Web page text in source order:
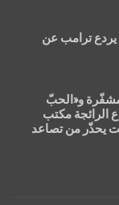
يردع ترامب عن
و«الحبّ
الرائجة مكتب
يحذّر من تصاعد